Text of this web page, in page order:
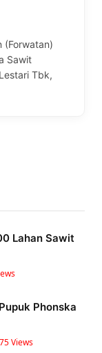
(Forwatan)
Sawit
Tbk,
Lahan Sawit
Phonska
Views